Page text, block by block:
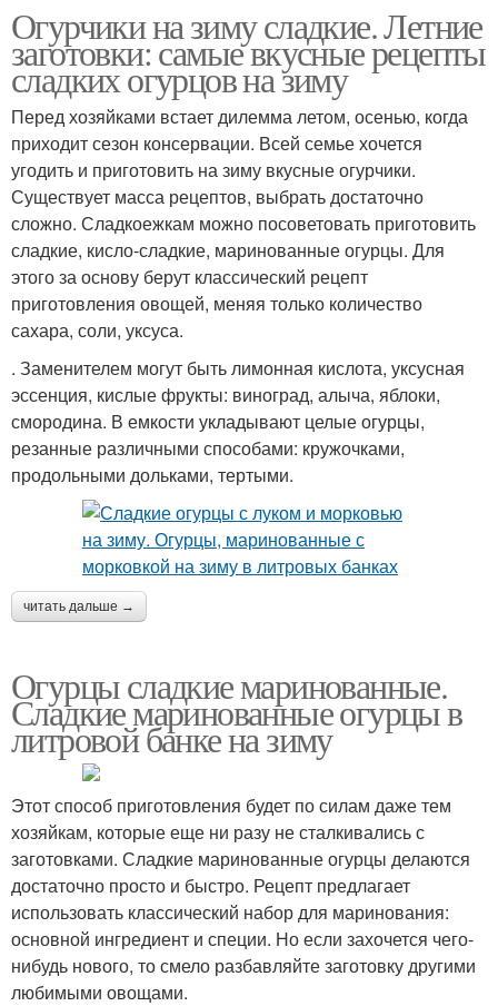
Огурчики на зиму сладкие. Летние
заготовки: самые вкусные рецепты
сладких огурцов на зиму
Перед хозяйками встает дилемма летом, осенью, когда
приходит сезон консервации. Всей семье хочется
угодить и приготовить на зиму вкусные огурчики.
Существует масса рецептов, выбрать достаточно
сложно. Сладкоежкам можно посоветовать приготовить
сладкие, кисло-сладкие, маринованные огурцы. Для
этого за основу берут классический рецепт
приготовления овощей, меняя только количество
сахара, соли, уксуса.
. Заменителем могут быть лимонная кислота, уксусная
эссенция, кислые фрукты: виноград, алыча, яблоки,
смородина. В емкости укладывают целые огурцы,
резанные различными способами: кружочками,
продольными дольками, тертыми.
читать дальше →
Огурцы сладкие маринованные.
Сладкие маринованные огурцы в
литровой банке на зиму
Этот способ приготовления будет по силам даже тем
хозяйкам, которые еще ни разу не сталкивались с
заготовками. Сладкие маринованные огурцы делаются
достаточно просто и быстро. Рецепт предлагает
использовать классический набор для маринования:
основной ингредиент и специи. Но если захочется чего-
нибудь нового, то смело разбавляйте заготовку другими
любимыми овощами.